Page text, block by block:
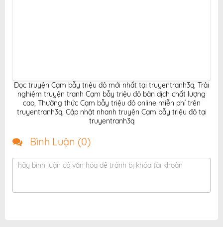
Đọc truyện Cạm bẫy triệu đô mới nhất tại truyentranh3q, Trải
nghiệm truyện tranh Cạm bẫy triệu đô bản dịch chất lượng
cao, Thưởng thức Cạm bẫy triệu đô online miễn phí trên
truyentranh3q, Cập nhật nhanh truyện Cạm bẫy triệu đô tại
truyentranh3q
Bình Luận (0)
hãy bình luận có văn hóa để tránh bị khóa tài khoản